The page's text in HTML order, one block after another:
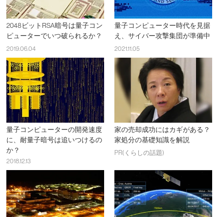
2048ビットRSA暗号は量子コン
ピューターでいつ破られるか？
2019.06.04
量子コンピューター時代を見据
え、サイバー攻撃集団が準備中
2021.11.05
量子コンピューターの開発速度
に、耐量子暗号は追いつけるの
か？
2018.12.13
家の売却成功にはカギがある？
家処分の基礎知識を解説
PR(くらしの話題)